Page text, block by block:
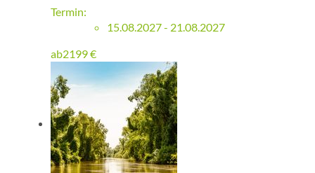
Termin:
15.08.2027 - 21.08.2027
ab2199€